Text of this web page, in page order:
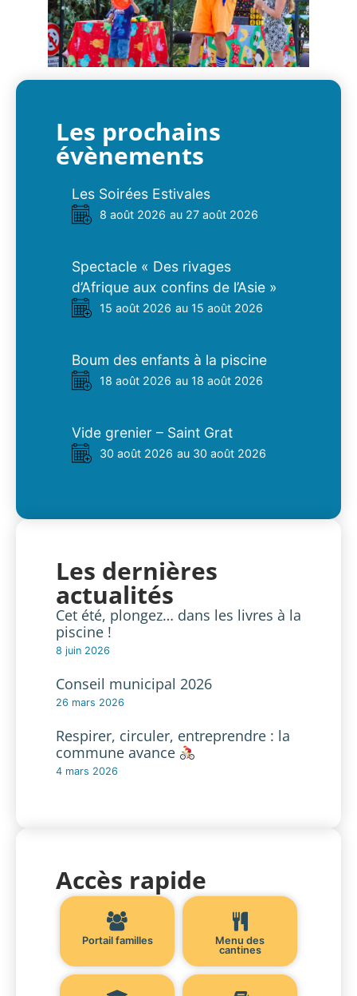
Les prochains
évènements
Les Soirées Estivales
8 août 2026 au 27 août 2026
Spectacle « Des rivages
d’Afrique aux confins de l’Asie »
15 août 2026 au 15 août 2026
Boum des enfants à la piscine
18 août 2026 au 18 août 2026
Vide grenier – Saint Grat
30 août 2026 au 30 août 2026
Les dernières
actualités
Cet été, plongez… dans les livres à la
piscine !
8 juin 2026
Conseil municipal 2026
26 mars 2026
Respirer, circuler, entreprendre : la
commune avance
4 mars 2026
Accès rapide
Portail familles
Menu des
cantines